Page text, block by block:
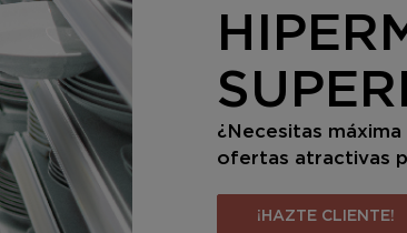
¿Necesitas
ofertas atractivas
¡HAZTE CLIENTE!